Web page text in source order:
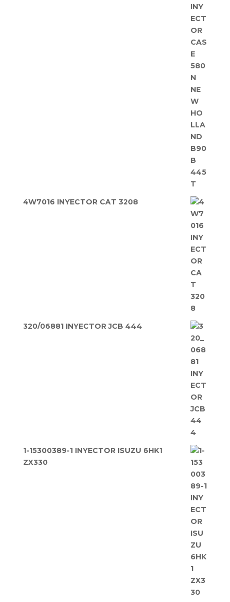
4W7016 INYECTOR CAT 3208
320/06881 INYECTOR JCB 444
1-15300389-1 INYECTOR ISUZU 6HK1
ZX330